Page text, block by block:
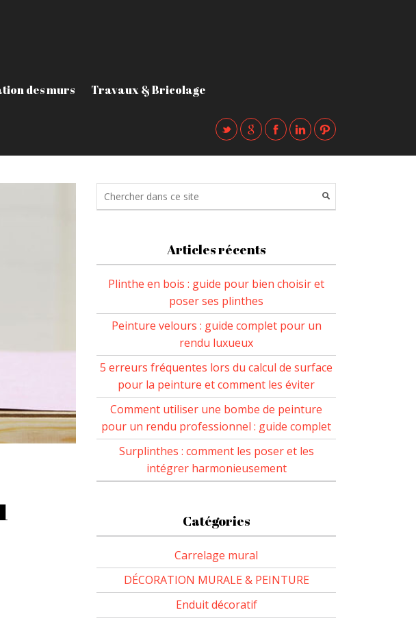
des murs Travaux & Bricolage
Articles récents
Plinthe en bois : guide pour bien choisir et
poser ses plinthes
Peinture velours : guide complet pour un
rendu luxueux
5 erreurs fréquentes lors du calcul de surface
pour la peinture et comment les éviter
Comment utiliser une bombe de peinture
pour un rendu professionnel : guide complet
Surplinthes : comment les poser et les
intégrer harmonieusement
Catégories
Carrelage mural
DÉCORATION MURALE & PEINTURE
Enduit décoratif